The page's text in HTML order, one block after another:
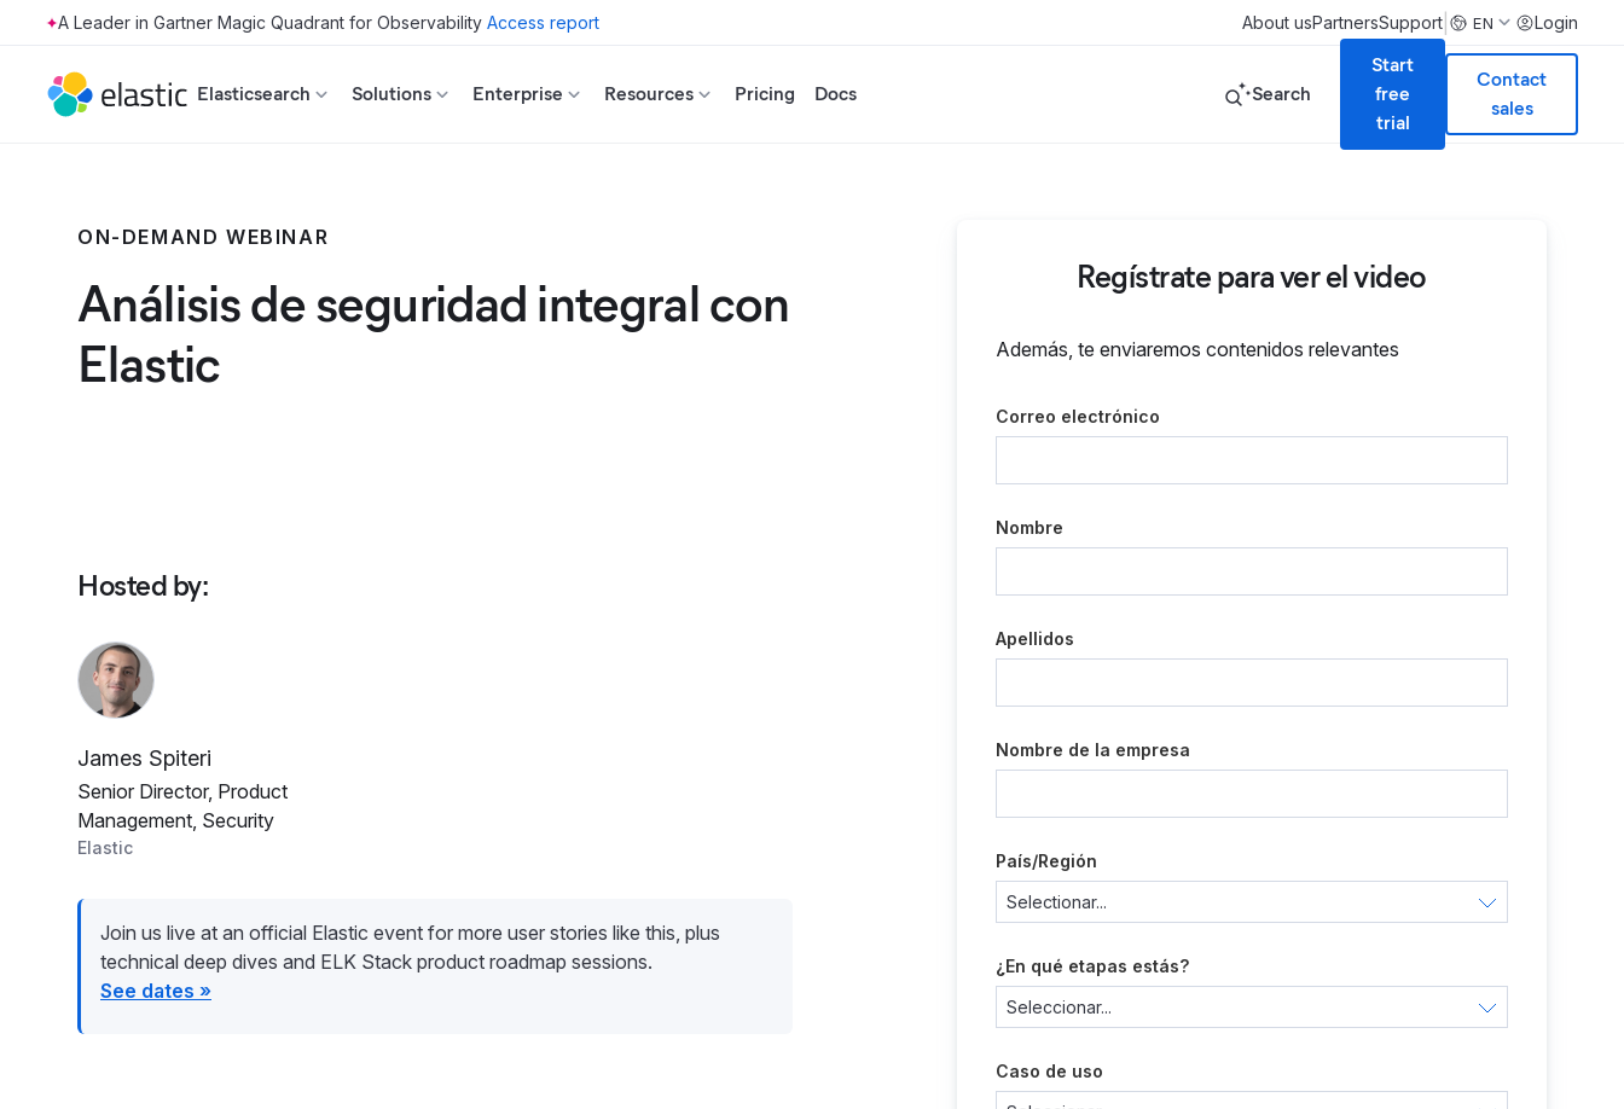
Skip to main content Access report About usPartnersSupport EN Login
Elasticsearch Solutions Enterprise Resources Pricing Docs Search
Start
free
trial
Contact
sales
ON-DEMAND WEBINAR
Análisis de seguridad integral con
Elastic
Hosted by:
James Spiteri
Senior Director, Product
Management, Security
Elastic
Join us live at an official Elastic event for more user stories like this, plus
technical deep dives and ELK Stack product roadmap sessions.
See dates »
Regístrate para ver el video
Además, te enviaremos contenidos relevantes
Correo electrónico
Nombre
Apellidos
Nombre de la empresa
País/Región
¿En qué etapas estás?
Caso de uso